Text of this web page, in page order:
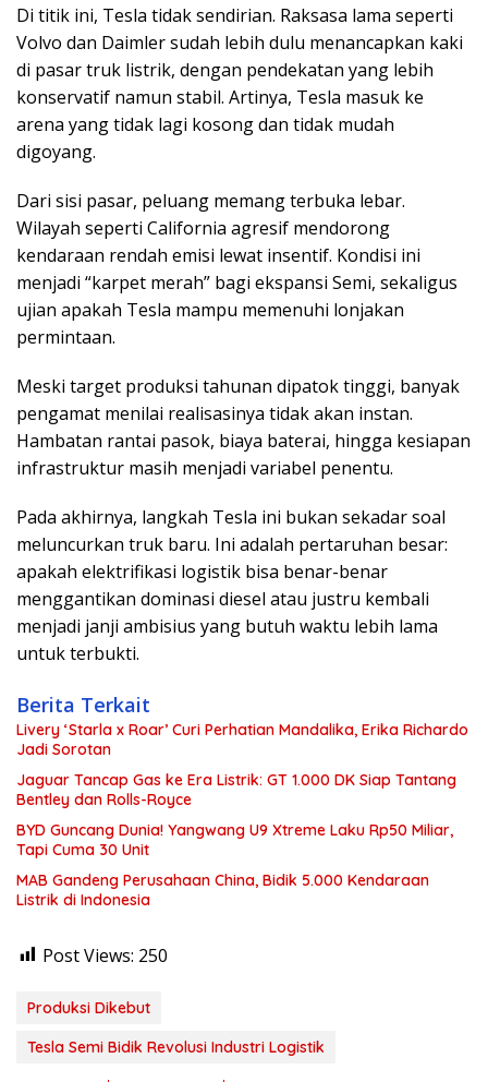
Di titik ini, Tesla tidak sendirian. Raksasa lama seperti
Volvo dan Daimler sudah lebih dulu menancapkan kaki
di pasar truk listrik, dengan pendekatan yang lebih
konservatif namun stabil. Artinya, Tesla masuk ke
arena yang tidak lagi kosong dan tidak mudah
digoyang.
Dari sisi pasar, peluang memang terbuka lebar.
Wilayah seperti California agresif mendorong
kendaraan rendah emisi lewat insentif. Kondisi ini
menjadi “karpet merah” bagi ekspansi Semi, sekaligus
ujian apakah Tesla mampu memenuhi lonjakan
permintaan.
Meski target produksi tahunan dipatok tinggi, banyak
pengamat menilai realisasinya tidak akan instan.
Hambatan rantai pasok, biaya baterai, hingga kesiapan
infrastruktur masih menjadi variabel penentu.
Pada akhirnya, langkah Tesla ini bukan sekadar soal
meluncurkan truk baru. Ini adalah pertaruhan besar:
apakah elektrifikasi logistik bisa benar-benar
menggantikan dominasi diesel atau justru kembali
menjadi janji ambisius yang butuh waktu lebih lama
untuk terbukti.
Berita Terkait
Livery ‘Starla x Roar’ Curi Perhatian Mandalika, Erika Richardo
Jadi Sorotan
Jaguar Tancap Gas ke Era Listrik: GT 1.000 DK Siap Tantang
Bentley dan Rolls-Royce
BYD Guncang Dunia! Yangwang U9 Xtreme Laku Rp50 Miliar,
Tapi Cuma 30 Unit
MAB Gandeng Perusahaan China, Bidik 5.000 Kendaraan
Listrik di Indonesia
Post Views: 250
Produksi Dikebut
Tesla Semi Bidik Revolusi Industri Logistik